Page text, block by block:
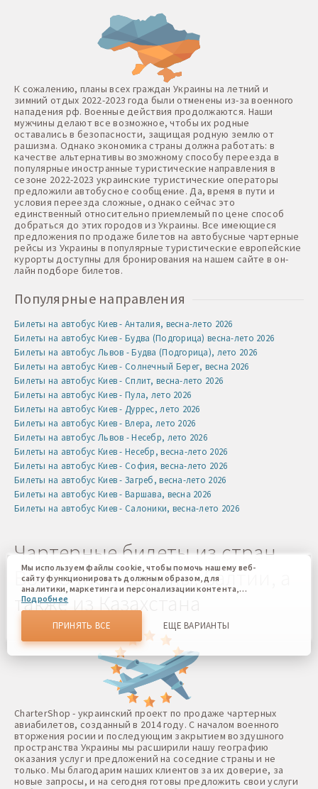
К сожалению, планы всех граждан Украины на летний и
зимний отдых 2022-2023 года были отменены из-за военного
нападения рф. Военные действия продолжаются. Наши
мужчины делают все возможное, чтобы их родные
оставались в безопасности, защищая родную землю от
рашизма. Однако экономика страны должна работать: в
качестве альтернативы возможному способу переезда в
популярные иностранные туристические направления в
сезоне 2022-2023 украинские туристические операторы
предложили автобусное сообщение. Да, время в пути и
условия переезда сложные, однако сейчас это
единственный относительно приемлемый по цене способ
добраться до этих городов из Украины. Все имеющиеся
предложения по продаже билетов на автобусные чартерные
рейсы из Украины в популярные туристические европейские
курорты доступны для бронирования на нашем сайте в он-
лайн подборе билетов.
Популярные направления
Билеты на автобус Киев - Анталия, весна-лето 2026
Билеты на автобус Киев - Будва (Подгорица) весна-лето 2026
Билеты на автобус Львов - Будва (Подгорица), лето 2026
Билеты на автобус Киев - Солнечный Берег, весна 2026
Билеты на автобус Киев - Сплит, весна-лето 2026
Билеты на автобус Киев - Пула, лето 2026
Билеты на автобус Киев - Дуррес, лето 2026
Билеты на автобус Киев - Влера, лето 2026
Билеты на автобус Львов - Несебр, лето 2026
Билеты на автобус Киев - Несебр, весна-лето 2026
Билеты на автобус Киев - София, весна-лето 2026
Билеты на автобус Киев - Загреб, весна-лето 2026
Билеты на автобус Киев - Варшава, весна 2026
Билеты на автобус Киев - Салоники, весна-лето 2026
Чартерные билеты из стран
Восточной Европы, Балтии, а
также из Казахстана
CharterShop - украинский проект по продаже чартерных
авиабилетов, созданный в 2014 году. С началом военного
вторжения росии и последующим закрытием воздушного
пространства Украины мы расширили нашу географию
оказания услуг и предложений на соседние страны и не
только. Мы благодарим наших клиентов за их доверие, за
новые запросы, и на сегодня готовы предложить свои услуги
Мы используем файлы cookie, чтобы помочь нашему веб-
сайту функционировать должным образом, для
аналитики, маркетинга и персонализации контента,
который вы видите. Файлы cookies позволяют нам
отличать Вас от других пользователей нашего веб-сайта.
Соглашаясь, вы соглашаетесь на использование всех этих
файлов cookie. Вы можете обновить свои предпочтения,
нажав кнопку настроек файлов cookie, или в любое
время, перейдя к нашей политике использования файлов
Подробнее
ПРИНЯТЬ ВСЕ ЕЩЕ ВАРИАНТЫ